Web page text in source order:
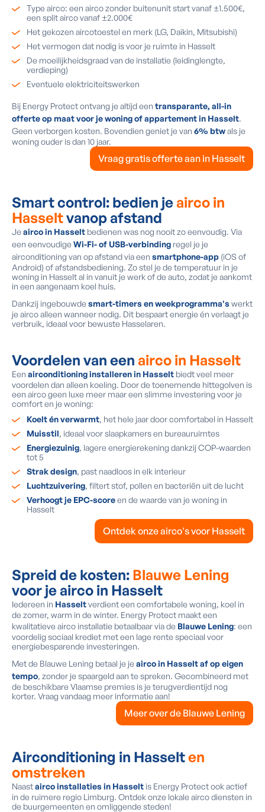
Type airco: een airco zonder buitenunit start vanaf ±1.500€,
een split airco vanaf ±2.000€
Het gekozen aircotoestel en merk (LG, Daikin, Mitsubishi)
Het vermogen dat nodig is voor je ruimte in Hasselt
De moeilijkheidsgraad van de installatie (leidinglengte,
verdieping)
Eventuele elektriciteitswerken
Bij Energy Protect ontvang je altijd een transparante, all-in
offerte op maat voor je woning of appartement in Hasselt.
Geen verborgen kosten. Bovendien geniet je van 6% btwals je
woning ouder is dan 10 jaar.
Vraag gratis offerte aan in Hasselt
Smart control: bedien jeairco in
Hasseltvanop afstand
Je airco in Hasselt bedienen was nog nooit zo eenvoudig. Via
een eenvoudige Wi-Fi- of USB-verbinding regel je je
airconditioning van op afstand via een smartphone-app (iOS of
Android) of afstandsbediening. Zo stel je de temperatuur in je
woning in Hasselt al in vanuit je werk of de auto, zodat je aankomt
in een aangenaam koel huis.
Dankzij ingebouwde smart-timers en weekprogramma'swerkt
je airco alleen wanneer nodig. Dit bespaart energie én verlaagt je
verbruik, ideaal voor bewuste Hasselaren.
Voordelen van een airco in Hasselt
Een airconditioning installeren in Hasselt biedt veel meer
voordelen dan alleen koeling. Door de toenemende hittegolven is
een airco geen luxe meer maar een slimme investering voor je
comfort en je woning:
Koelt én verwarmt, het hele jaar door comfortabel in Hasselt
Muisstil, ideaal voor slaapkamers en bureauruimtes
Energiezuinig, lagere energierekening dankzij COP-waarden
tot 5
Strak design, past naadloos in elk interieur
Luchtzuivering, filtert stof, pollen en bacteriën uit de lucht
Verhoogt je EPC-scoreen de waarde van je woning in
Hasselt
Ontdek onze airco's voor Hasselt
Spreid de kosten: Blauwe Lening
voor je airco in Hasselt
Iedereen in Hasseltverdient een comfortabele woning, koel in
de zomer, warm in de winter. Energy Protect maakt een
kwalitatieve airco installatie betaalbaar via de Blauwe Lening: een
voordelig sociaal krediet met een lage rente speciaal voor
energiebesparende investeringen.
Met de Blauwe Lening betaal je je airco in Hasselt af op eigen
tempo, zonder je spaargeld aan te spreken. Gecombineerd met
de beschikbare Vlaamse premies is je terugverdientijd nog
korter. Vraag vandaag meer informatie aan!
Meer over de Blauwe Lening
Airconditioning in Hasselten
omstreken
Naastairco installaties in Hasselt is Energy Protect ook actief
in de ruimere regio Limburg. Ontdek onze lokale airco diensten in
de buurgemeenten en omliggende steden!